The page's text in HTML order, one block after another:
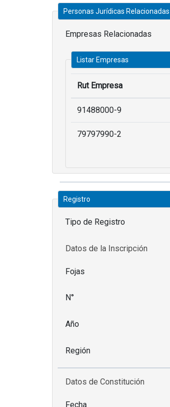
Personas Jurídicas Relacionadas
Empresas Relacionadas
Listar Empresas
Rut Empresa
91488000-9
79797990-2
Registro
Tipo de Registro
Datos de la Inscripción
Fojas
N°
Año
Región
Datos de Constitución
Fecha